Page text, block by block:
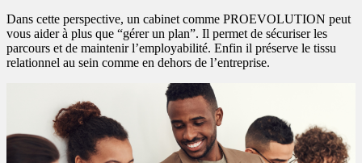
Dans cette perspective, un cabinet comme PROEVOLUTION peut
vous aider à plus que “gérer un plan”. Il permet de sécuriser les
parcours et de maintenir l’employabilité. Enfin il préserve le tissu
relationnel au sein comme en dehors de l’entreprise.